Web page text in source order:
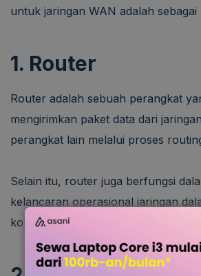
untuk jaringan WAN adalah sebagai
1. Router
Router adalah sebuah perangkat
mengirimkan paket data dari
perangkat lain melalui proses
Selain itu, router juga berfungsi
kelancaran operasional jaringan
konektivitas, fleksibilitas, dan fungsi